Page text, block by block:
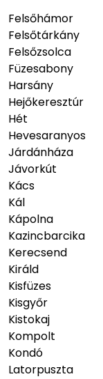
Felsőhámor
Felsőtárkány
Felsőzsolca
Füzesabony
Harsány
Hejőkeresztúr
Hét
Hevesaranyos
Járdánháza
Jávorkút
Kács
Kál
Kápolna
Kazincbarcika
Kerecsend
Királd
Kisfüzes
Kisgyőr
Kistokaj
Kompolt
Kondó
Latorpuszta